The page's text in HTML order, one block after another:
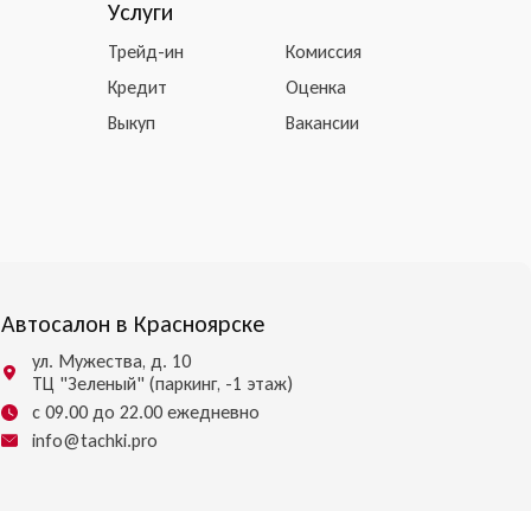
Услуги
Трейд-ин
Кредит
Выкуп
Комиссия
Оценка
Вакансии
Автосалон в Красноярске
ул. Мужества, д. 10
ТЦ "Зеленый" (паркинг, -1 этаж)
с 09.00 до 22.00 ежедневно
info@tachki.pro